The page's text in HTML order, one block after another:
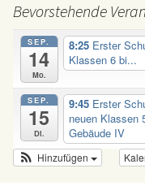
5 bis
Bevorstehende
SEP.
14
Mo.
8:25 Erster
Klassen 6 bi...
SEP.
15
Di.
9:45 Erster
neuen Klassen
Gebäude IV
Hinzufügen